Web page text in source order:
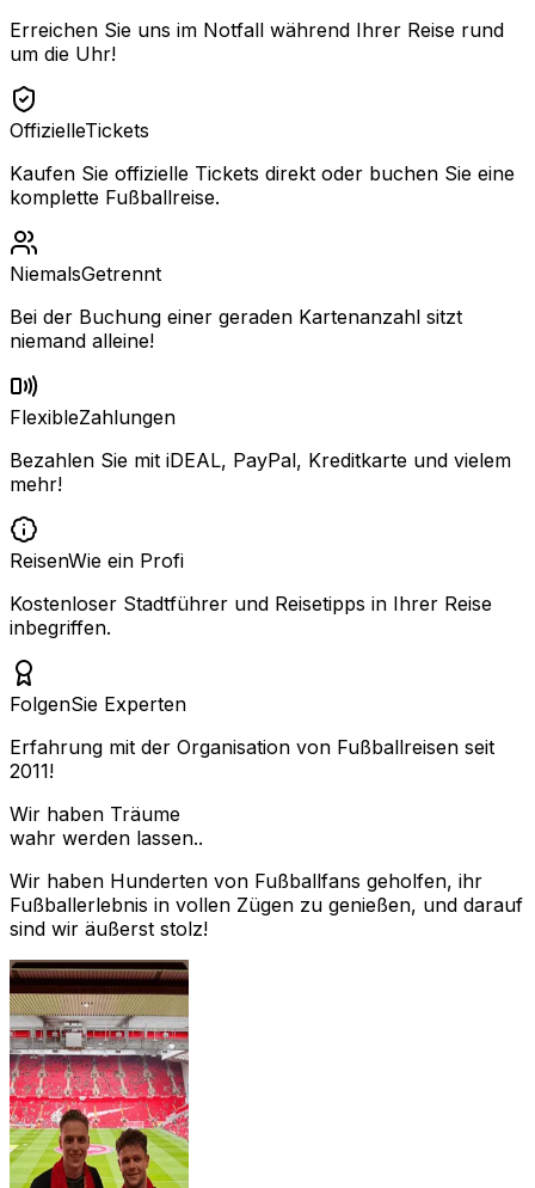
Erreichen Sie uns im Notfall während Ihrer Reise rund
um die Uhr!
OffizielleTickets
Kaufen Sie offizielle Tickets direkt oder buchen Sie eine
komplette Fußballreise.
NiemalsGetrennt
Bei der Buchung einer geraden Kartenanzahl sitzt
niemand alleine!
FlexibleZahlungen
Bezahlen Sie mit iDEAL, PayPal, Kreditkarte und vielem
mehr!
ReisenWie ein Profi
Kostenloser Stadtführer und Reisetipps in Ihrer Reise
inbegriffen.
FolgenSie Experten
Erfahrung mit der Organisation von Fußballreisen seit
2011!
Wir haben Träume
wahr werden lassen..
Wir haben Hunderten von Fußballfans geholfen, ihr
Fußballerlebnis in vollen Zügen zu genießen, und darauf
sind wir äußerst stolz!